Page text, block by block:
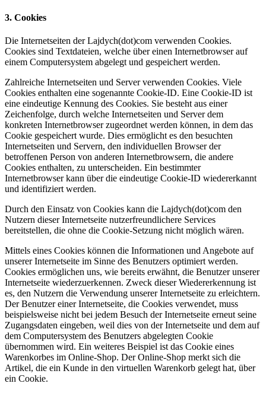
3. Cookies
Die Internetseiten der Lajdych(dot)com verwenden Cookies.
Cookies sind Textdateien, welche über einen Internetbrowser auf
einem Computersystem abgelegt und gespeichert werden.
Zahlreiche Internetseiten und Server verwenden Cookies. Viele
Cookies enthalten eine sogenannte Cookie-ID. Eine Cookie-ID ist
eine eindeutige Kennung des Cookies. Sie besteht aus einer
Zeichenfolge, durch welche Internetseiten und Server dem
konkreten Internetbrowser zugeordnet werden können, in dem das
Cookie gespeichert wurde. Dies ermöglicht es den besuchten
Internetseiten und Servern, den individuellen Browser der
betroffenen Person von anderen Internetbrowsern, die andere
Cookies enthalten, zu unterscheiden. Ein bestimmter
Internetbrowser kann über die eindeutige Cookie-ID wiedererkannt
und identifiziert werden.
Durch den Einsatz von Cookies kann die Lajdych(dot)com den
Nutzern dieser Internetseite nutzerfreundlichere Services
bereitstellen, die ohne die Cookie-Setzung nicht möglich wären.
Mittels eines Cookies können die Informationen und Angebote auf
unserer Internetseite im Sinne des Benutzers optimiert werden.
Cookies ermöglichen uns, wie bereits erwähnt, die Benutzer unserer
Internetseite wiederzuerkennen. Zweck dieser Wiedererkennung ist
es, den Nutzern die Verwendung unserer Internetseite zu erleichtern.
Der Benutzer einer Internetseite, die Cookies verwendet, muss
beispielsweise nicht bei jedem Besuch der Internetseite erneut seine
Zugangsdaten eingeben, weil dies von der Internetseite und dem auf
dem Computersystem des Benutzers abgelegten Cookie
übernommen wird. Ein weiteres Beispiel ist das Cookie eines
Warenkorbes im Online-Shop. Der Online-Shop merkt sich die
Artikel, die ein Kunde in den virtuellen Warenkorb gelegt hat, über
ein Cookie.